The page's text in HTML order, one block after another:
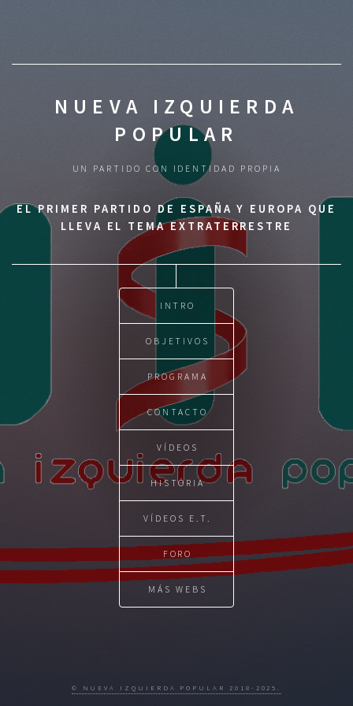
NUEVA IZQUIERDA
POPULAR
UN PARTIDO CON IDENTIDAD PROPIA
EL PRIMER PARTIDO DE ESPAÑA Y EUROPA QUE
LLEVA EL TEMA EXTRATERRESTRE
INTRO
OBJETIVOS
PROGRAMA
CONTACTO
VÍDEOS
HISTÓRIA
VÍDEOS E.T.
FORO
MÁS WEBS
© NUEVA IZQUIERDA POPULAR 2018-2025.